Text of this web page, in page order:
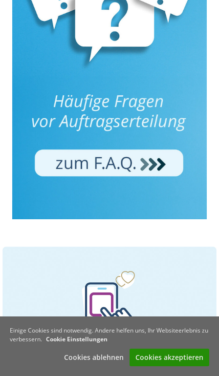
Einige Cookies sind notwendig. Andere helfen uns, Ihr Websiteerlebnis zu
verbessern. Cookie Einstellungen
Cookies ablehnen Cookies akzeptieren